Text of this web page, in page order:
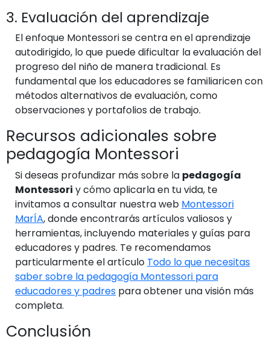
3. Evaluación del aprendizaje
El enfoque Montessori se centra en el aprendizaje
autodirigido, lo que puede dificultar la evaluación del
progreso del niño de manera tradicional. Es
fundamental que los educadores se familiaricen con
métodos alternativos de evaluación, como
observaciones y portafolios de trabajo.
Recursos adicionales sobre
pedagogía Montessori
Si deseas profundizar más sobre la pedagogía
Montessori y cómo aplicarla en tu vida, te
invitamos a consultar nuestra web Montessori
MarÍA, donde encontrarás artículos valiosos y
herramientas, incluyendo materiales y guías para
educadores y padres. Te recomendamos
particularmente el artículo Todo lo que necesitas
saber sobre la pedagogía Montessori para
educadores y padres para obtener una visión más
completa.
Conclusión